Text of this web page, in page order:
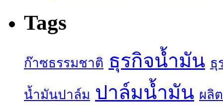
Tags
ก๊าซธรรมชาติ ธุรกิจน้ำมัน ธุ
น้ำมันปาล์ม ปาล์มน้ำมัน ผลิ